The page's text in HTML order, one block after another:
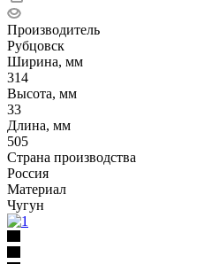
Производитель
Рубцовск
Ширина, мм
314
Высота, мм
33
Длина, мм
505
Страна производства
Россия
Материал
Чугун